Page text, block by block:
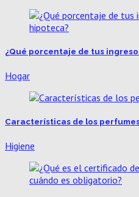
¿Qué porcentaje de tus
Hogar
Características de los
Higiene